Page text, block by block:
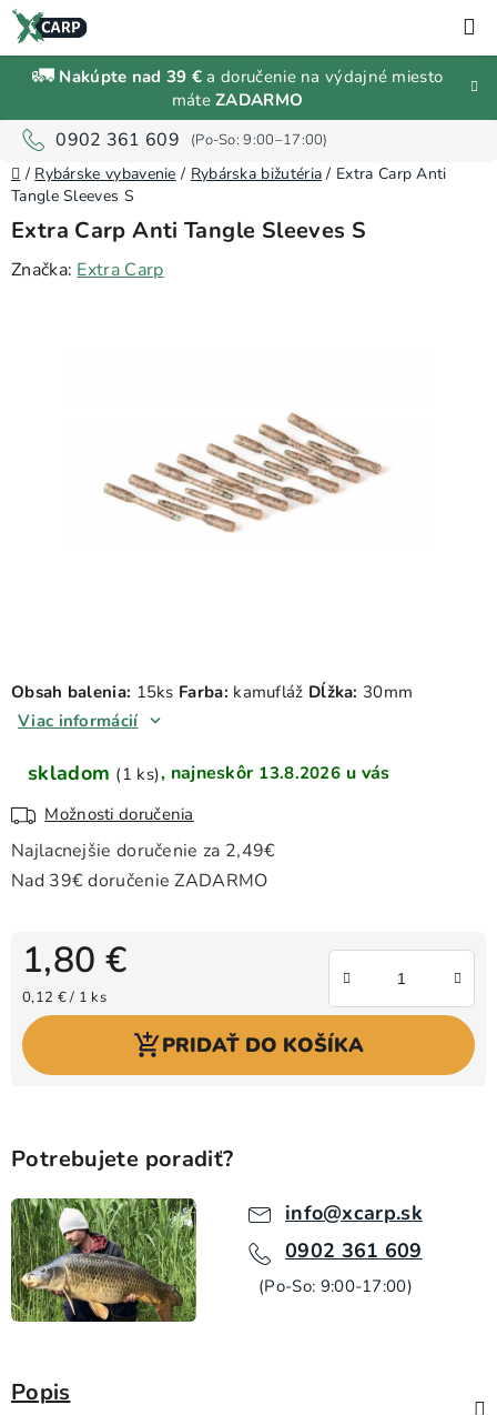
Prejsť
na
obsah
🚛 Nakúpte nad 39 € a doručenie na výdajné miesto
máteZADARMO
0902 361 609
Zľavy a
Rybárske
vybavenie
Návnady
a
Domov
/ Rybárske vybavenie / Rybárska bižutéria / Extra Carp Anti
Tangle Sleeves S
Obsah balenia: 15ks Farba: kamufláž Dĺžka: 30mm
Viac informácií
skladom (1 ks)
13.8.2026
Možnosti doručenia
1,80 €
Jednotková cena:
0,12 € / 1 ks
PRIDAŤ DO KOŠÍKA
Extra Carp Anti Tangle Sleeves S
Značka: Extra Carp
Potrebujete poradiť?
info@xcarp.sk
0902 361 609
(Po-So: 9:00-17:00)
Popis